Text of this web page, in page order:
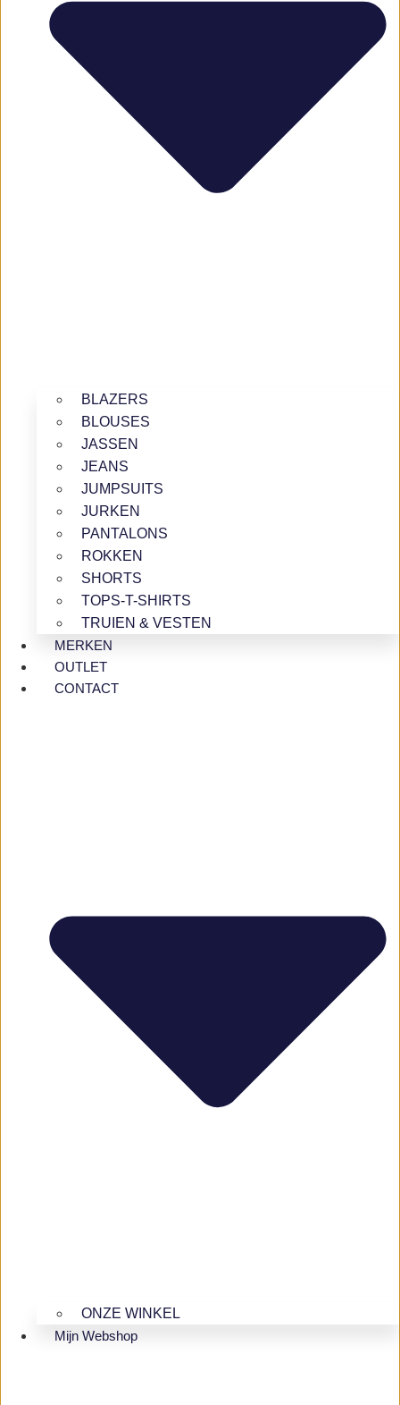
BLAZERS
BLOUSES
JASSEN
JEANS
JUMPSUITS
JURKEN
PANTALONS
ROKKEN
SHORTS
TOPS-T-SHIRTS
TRUIEN & VESTEN
MERKEN
OUTLET
CONTACT
ONZE WINKEL
Mijn Webshop